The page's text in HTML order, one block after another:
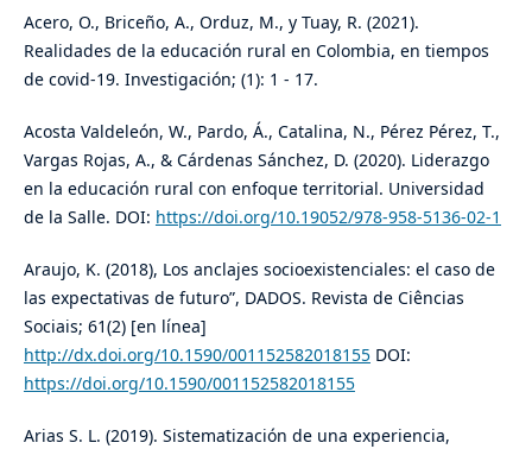
Acero, O., Briceño, A., Orduz, M., y Tuay, R. (2021).
Realidades de la educación rural en Colombia, en tiempos
de covid-19. Investigación; (1): 1 - 17.
Acosta Valdeleón, W., Pardo, Á., Catalina, N., Pérez Pérez, T.,
Vargas Rojas, A., & Cárdenas Sánchez, D. (2020). Liderazgo
en la educación rural con enfoque territorial. Universidad
de la Salle. DOI: https://doi.org/10.19052/978-958-5136-02-1
Araujo, K. (2018), Los anclajes socioexistenciales: el caso de
las expectativas de futuro”, DADOS. Revista de Ciências
Sociais; 61(2) [en línea]
http://dx.doi.org/10.1590/001152582018155DOI:
https://doi.org/10.1590/001152582018155
Arias S. L. (2019). Sistematización de una experiencia,